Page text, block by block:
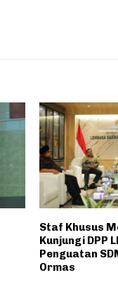
Staf Khusus
Kunjungi DPP
Penguatan
Ormas